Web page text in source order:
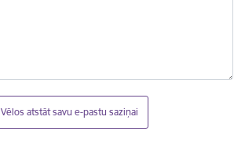
Vēlos atstāt savu e-pastu saziņai